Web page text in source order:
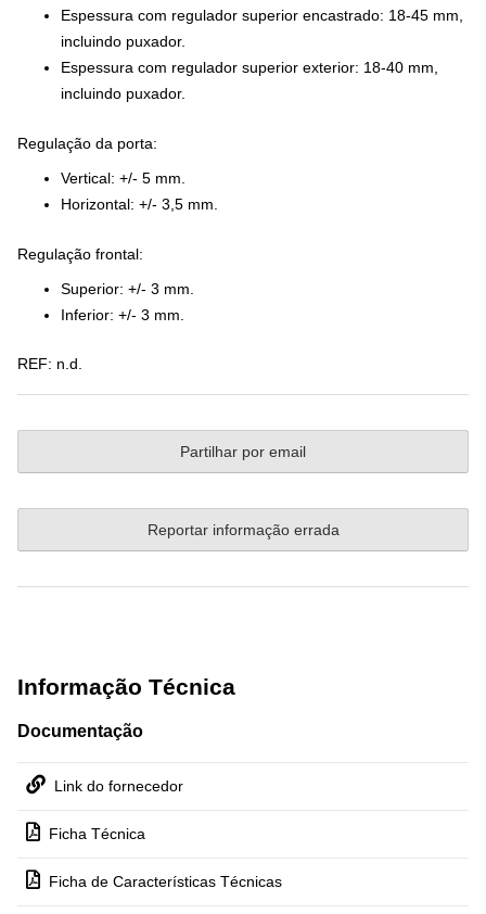
Espessura com regulador superior encastrado: 18-45 mm,
incluindo puxador.
Espessura com regulador superior exterior: 18-40 mm,
incluindo puxador.
Regulação da porta:
Vertical: +/- 5 mm.
Horizontal: +/- 3,5 mm.
Regulação frontal:
Superior: +/- 3 mm.
Inferior: +/- 3 mm.
REF: n.d.
Partilhar por email
Reportar informação errada
Informação Técnica
Documentação
Link do fornecedor
Ficha Técnica
Ficha de Características Técnicas